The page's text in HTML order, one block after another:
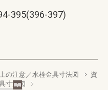
395(396-397)
の注意／水栓金具寸法図
資
寸法図